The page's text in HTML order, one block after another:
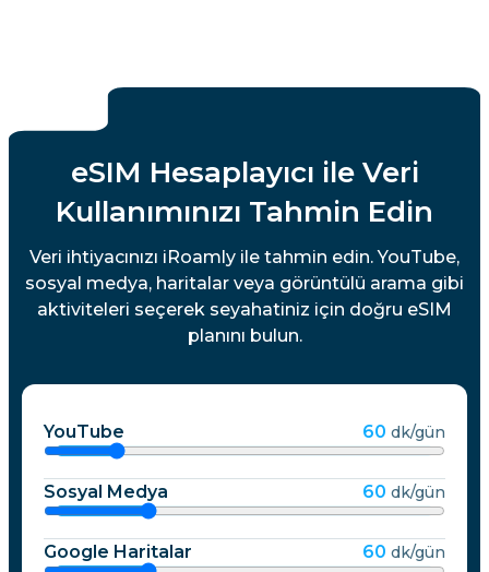
eSIM Hesaplayıcı ile Veri
Kullanımınızı Tahmin Edin
Veri ihtiyacınızı iRoamly ile tahmin edin. YouTube,
sosyal medya, haritalar veya görüntülü arama gibi
aktiviteleri seçerek seyahatiniz için doğru eSIM
planını bulun.
YouTube 60 dk/gün
Sosyal Medya 60 dk/gün
Google Haritalar 60 dk/gün